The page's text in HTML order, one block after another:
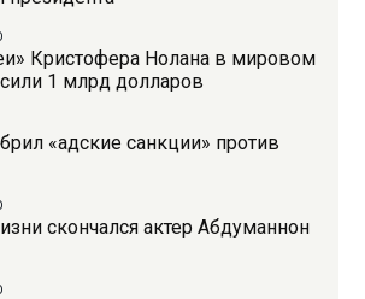
Кристофера Нолана в мировом
1 млрд долларов
«адские санкции» против
скончался актер Абдуманнон